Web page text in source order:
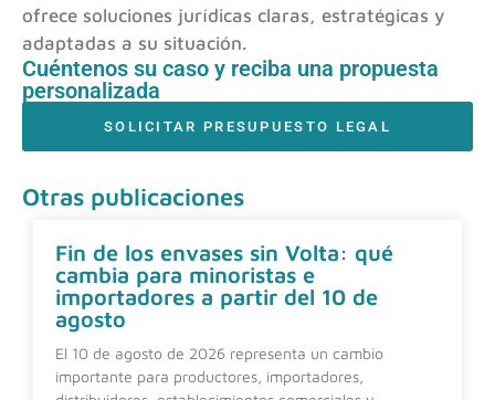
ofrece soluciones jurídicas claras, estratégicas y
adaptadas a su situación.
Cuéntenos su caso y reciba una propuesta
personalizada
SOLICITAR PRESUPUESTO LEGAL
Otras publicaciones
Fin de los envases sin Volta: qué
cambia para minoristas e
importadores a partir del 10 de
agosto
El 10 de agosto de 2026 representa un cambio
importante para productores, importadores,